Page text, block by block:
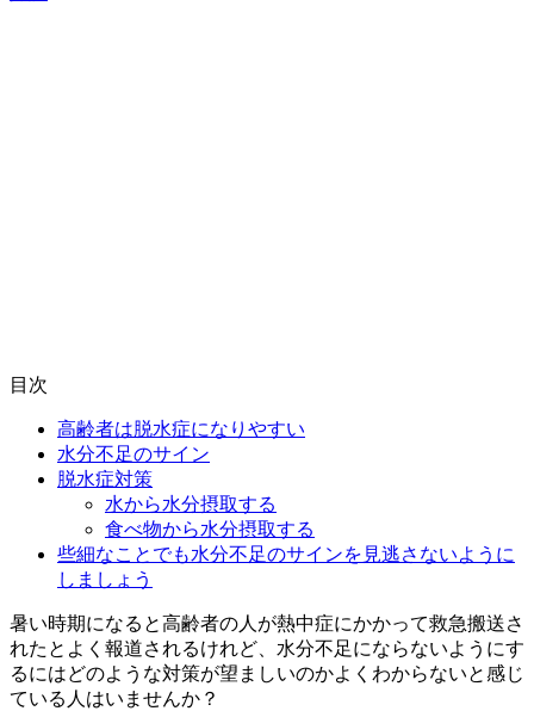
目次
高齢者は脱水症になりやすい
水分不足のサイン
脱水症対策
水から水分摂取する
食べ物から水分摂取する
些細なことでも水分不足のサインを見逃さないように
しましょう
暑い時期になると高齢者の人が熱中症にかかって救急搬送さ
れたとよく報道されるけれど、水分不足にならないようにす
るにはどのような対策が望ましいのかよくわからないと感じ
ている人はいませんか？